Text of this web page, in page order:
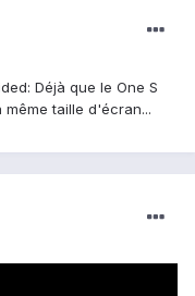
Déjà que le One S
taille d'écran...